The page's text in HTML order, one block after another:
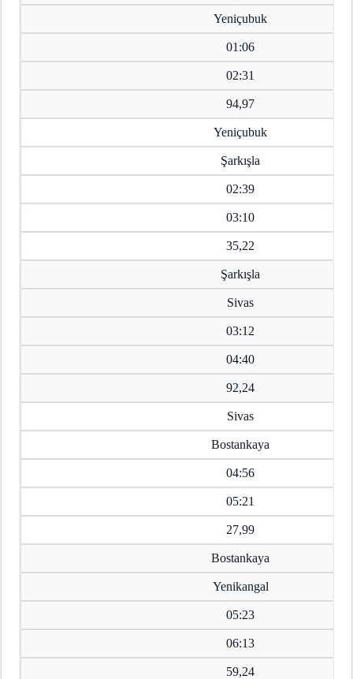
Yeniçubuk
01:06
02:31
94,97
Yeniçubuk
Şarkışla
02:39
03:10
35,22
Şarkışla
Sivas
03:12
04:40
92,24
Sivas
Bostankaya
04:56
05:21
27,99
Bostankaya
Yenikangal
05:23
06:13
59,24